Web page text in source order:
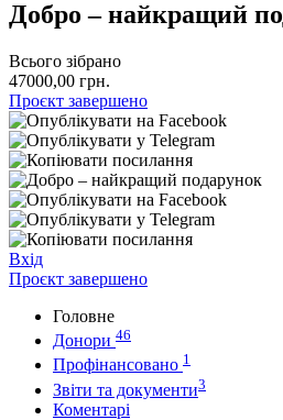
Добро – найкращий
Всього зібрано
47000,00 грн.
Проєкт завершено
Вхід
Проєкт завершено
Головне
Донори 46
Профінансовано 1
Звіти та документи3
Коментарі